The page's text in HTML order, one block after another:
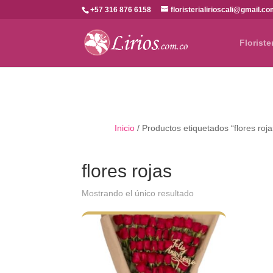
+57 316 876 6158
Inicio / Productos etiquetados “flores
flores rojas
Mostrando el único resultado